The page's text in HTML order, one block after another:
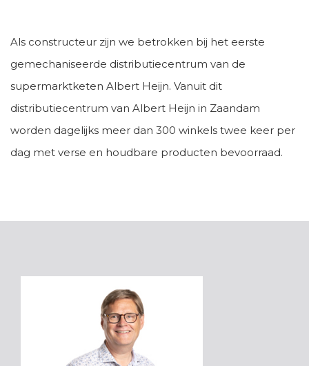
Als constructeur zijn we betrokken bij het eerste
gemechaniseerde distributiecentrum van de
supermarktketen Albert Heijn. Vanuit dit
distributiecentrum van Albert Heijn in Zaandam
worden dagelijks meer dan 300 winkels twee keer per
dag met verse en houdbare producten bevoorraad.